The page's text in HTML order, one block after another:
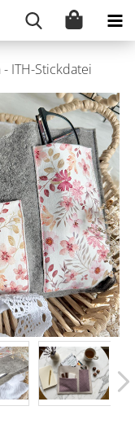
ITH-Stickdatei